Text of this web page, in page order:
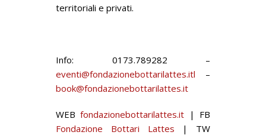
territoriali e privati.
Info: 0173.789282 –
eventi@fondazionebottarilattes.itl –
book@fondazionebottarilattes.it
WEBfondazionebottarilattes.it | FB
Fondazione Bottari Lattes | TW